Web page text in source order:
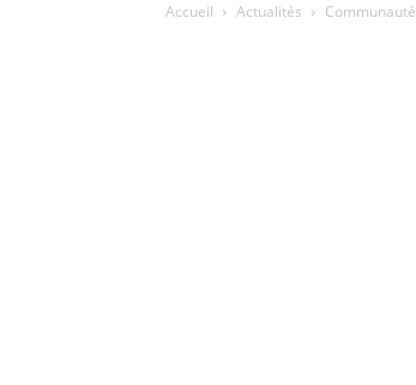
Accueil Actualités Communauté